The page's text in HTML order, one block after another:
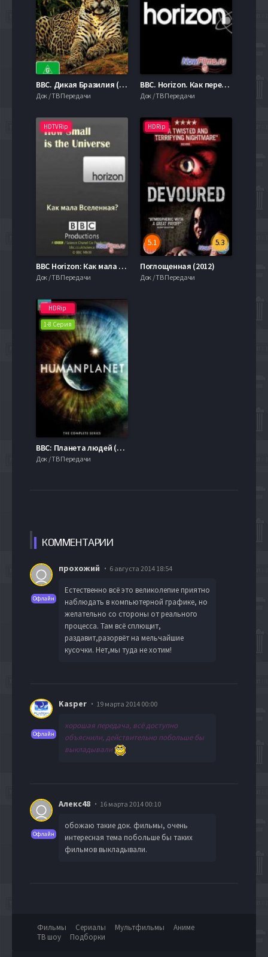
BBC. Дикая Бразилия (2014)
Док / ТВ Передачи
BBC. Horizon. Как перестать тревожиться и стать счастливым? (2013)
Док / ТВ Передачи
HDTVRip
BBC Horizon: Как мала Вселенная?
Док / ТВ Передачи
HDRip
5.3
5.1
Поглощенная (2012)
Док / ТВ Передачи
HDRip
1-8 Серия
BBC: Планета людей (2011)
Док / ТВ Передачи
КОММЕНТАРИИ
Офлайн
прохожий 6 августа 2014 18:54
Естественно всё это великолепие приятно
наблюдать в компьютерной графике, но
желательно со стороны от реального
процесса. Там всё сплющит,
раздавит,разорвёт на мельчайшие
кусочки. Нет,мы туда не хотим!
Офлайн
Kasper 19 марта 2014 00:00
хорошая передача, всё доступно
объяснили, действительно побольше бы
выкладывали
Офлайн
Алекс48 16 марта 2014 00:10
обожаю такие док. фильмы, очень
интересная тема побольше бы таких
фильмов выкладывали.
Фильмы Сериалы Мультфильмы
Аниме
ТВ шоу
Подборки